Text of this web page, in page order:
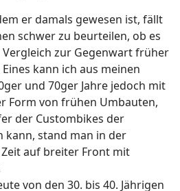
er damals gewesen ist, fällt
schwer zu beurteilen, ob es
Vergleich zur Gegenwart früher
kann ich aus meinen
und 70ger Jahre jedoch mit
Form von frühen Umbauten,
der Custombikes der
kann, stand man in der
auf breiter Front mit
von den 30. bis 40. Jährigen